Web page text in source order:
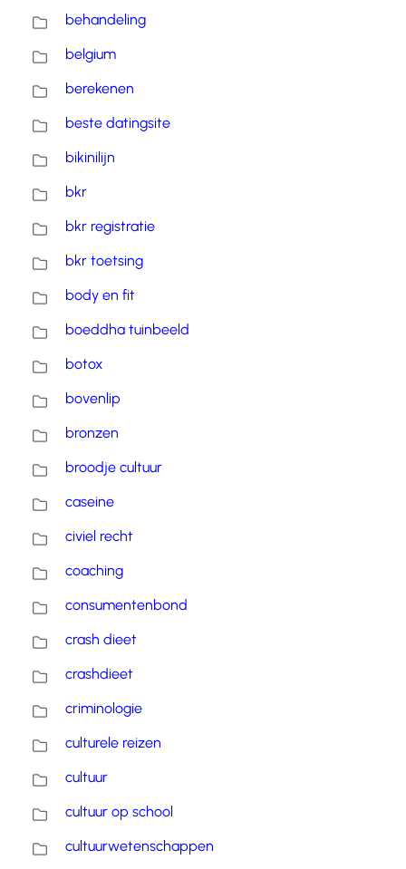
behandeling
belgium
berekenen
beste datingsite
bikinilijn
bkr
bkr registratie
bkr toetsing
body en fit
boeddha tuinbeeld
botox
bovenlip
bronzen
broodje cultuur
caseine
civiel recht
coaching
consumentenbond
crash dieet
crashdieet
criminologie
culturele reizen
cultuur
cultuur op school
cultuurwetenschappen